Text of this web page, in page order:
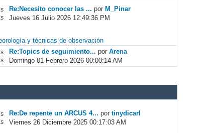
Re:Necesito conocer las ... porM_Pinar
Jueves 16 Julio 2026 12:49:36 PM
y técnicas de observación
Re:Topics de seguimiento... porArena
Domingo 01 Febrero 2026 00:00:14 AM
Re:De repente un ARCUS 4... portinydicarl
Viernes 26 Diciembre 2025 00:17:03 AM